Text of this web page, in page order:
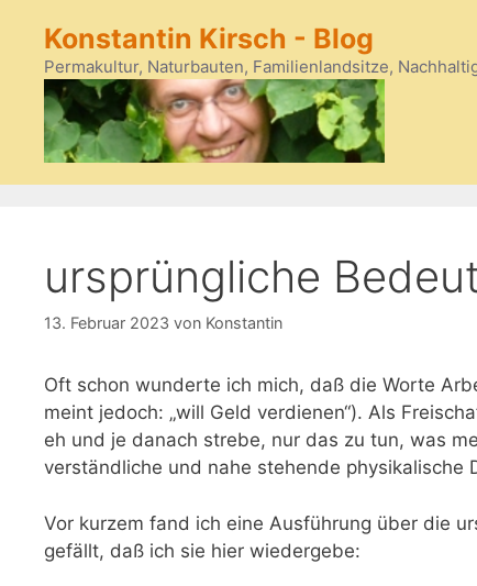
springen
Konstantin Kirsch - Blog
Permakultur, Naturbauten, Familienlandsitze,
ursprüngliche
13. Februar 2023 von Konstantin
Oft schon wunderte ich mich, daß die Worte
meint jedoch: „will Geld verdienen“). Als
eh und je danach strebe, nur das zu tun, was
verständliche und nahe stehende physikalische
Vor kurzem fand ich eine Ausführung über die
gefällt, daß ich sie hier wiedergebe: